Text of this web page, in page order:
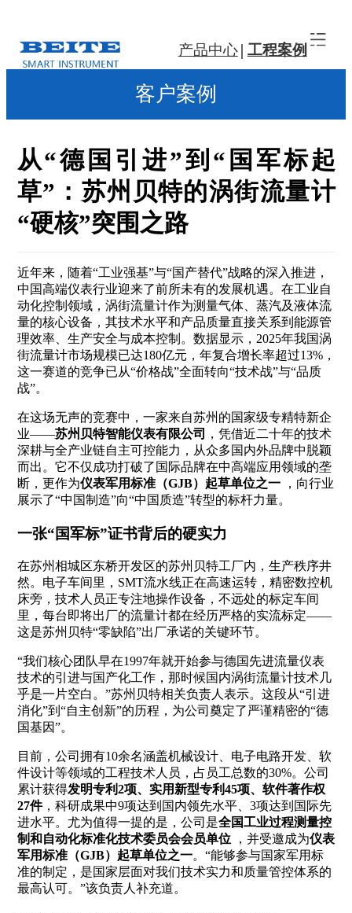
产品中心 工程案例
客户案例
从“德国引进”到“国军标起
草”：苏州贝特的涡街流量计
“硬核”突围之路
近年来，随着“工业强基”与“国产替代”战略的深入推进，
中国高端仪表行业迎来了前所未有的发展机遇。在工业自
动化控制领域，涡街流量计作为测量气体、蒸汽及液体流
量的核心设备，其技术水平和产品质量直接关系到能源管
理效率、生产安全与成本控制。数据显示，2025年我国涡
街流量计市场规模已达180亿元，年复合增长率超过13%，
这一赛道的竞争已从“价格战”全面转向“技术战”与“品质
战”。
在这场无声的竞赛中，一家来自苏州的国家级专精特新企
业——苏州贝特智能仪表有限公司
，凭借近二十年的技术
深耕与全产业链自主可控能力，从众多国内外品牌中脱颖
而出。它不仅成功打破了国际品牌在中高端应用领域的垄
断，更作为仪表军用标准（GJB）起草单位之一
，向行业
展示了“中国制造”向“中国质造”转型的标杆力量。
一张“国军标”证书背后的硬实力
在苏州相城区东桥开发区的苏州贝特工厂内，生产秩序井
然。电子车间里，SMT流水线正在高速运转，精密数控机
床旁，技术人员正专注地操作设备，不远处的标定车间
里，每台即将出厂的流量计都在经历严格的实流标定——
这是苏州贝特“零缺陷”出厂承诺的关键环节。
“我们核心团队早在1997年就开始参与德国先进流量仪表
技术的引进与国产化工作，那时候国内涡街流量计技术几
乎是一片空白。”苏州贝特相关负责人表示。这段从“引进
消化”到“自主创新”的历程，为公司奠定了严谨精密的“德
国基因”。
目前，公司拥有10余名涵盖机械设计、电子电路开发、软
件设计等领域的工程技术人员，占员工总数的30%。公司
累计获得发明专利2项、实用新型专利45项、软件著作权
27件，科研成果中9项达到国内领先水平、3项达到国际先
进水平。尤为值得一提的是，公司是全国工业过程测量控
制和自动化标准化技术委员会会员单位
，并受邀成为仪表
军用标准（GJB）起草单位之一。“能够参与国家军用标
准的制定，是国家层面对我们技术实力和质量管控体系的
最高认可。”该负责人补充道。